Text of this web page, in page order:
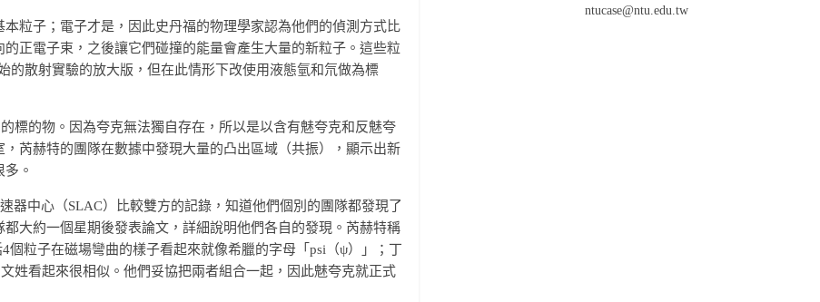
粒子；電子才是，因此史丹福的物理學家認為他們的偵測方式比
正電子束，之後讓它們碰撞的能量會產生大量的新粒子。這些粒
的散射實驗的放大版，但在此情形下改使用液態氫和氘做為標
標的物。因為夸克無法獨自存在，所以是以含有魅夸克和反魅夸
芮赫特的團隊在數據中發現大量的凸出區域（共振），顯示出新
。
器中心（SLAC）比較雙方的記錄，知道他們個別的團隊都發現了
大約一個星期後發表論文，詳細說明他們各自的發現。芮赫特稱
個粒子在磁場彎曲的樣子看起來就像希臘的字母「psi（ψ）」；丁
姓看起來很相似。他們妥協把兩者組合一起，因此魅夸克就正式
ntucase@ntu.edu.tw